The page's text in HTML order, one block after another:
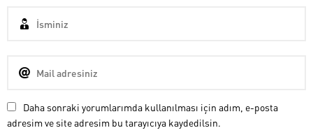
Daha sonraki yorumlarımda kullanılması için adım, e-posta
adresim ve site adresim bu tarayıcıya kaydedilsin.